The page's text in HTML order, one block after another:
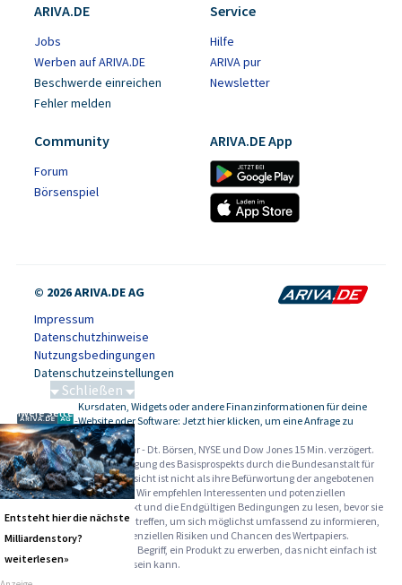
ARIVA.DE
Jobs
Werben auf ARIVA.DE
Beschwerde einreichen
Fehler melden
Service
Hilfe
ARIVA pur
Newsletter
Community
Forum
Börsenspiel
ARIVA.DE App
© 2026 ARIVA.DE AG
Impressum
Datenschutzhinweise
Nutzungsbedingungen
Datenschutzeinstellungen
-
Kursdaten, Widgets oder andere Finanzinformationen für deine
Website oder Software: Jetzt hier klicken, um eine Anfrage zu
stellen.
Alle Angaben ohne Gewähr - Dt. Börsen, NYSE und Dow Jones 15 Min. verzögert.
Werbehinweise:Die Billigung des Basisprospekts durch die Bundesanstalt für
Finanzdienstleistungsaufsicht ist nicht als ihre Befürwortung der angebotenen
Wertpapiere zu verstehen. Wir empfehlen Interessenten und potenziellen
Anlegern den Basisprospekt und die Endgültigen Bedingungen zu lesen, bevor sie
eine Anlageentscheidung treffen, um sich möglichst umfassend zu informieren,
insbesondere über die potenziellen Risiken und Chancen des Wertpapiers.
Warnhinweise: Sie sind im Begriff, ein Produkt zu erwerben, das nicht einfach ist
und schwer zu verstehen sein kann.
Schließen
Schwere Seltene Erden
Entsteht hier die nächste
Milliardenstory?
weiterlesen»